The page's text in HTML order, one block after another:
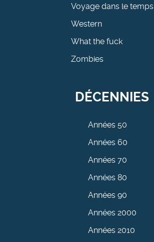
Voyage dans le temps
Western
What the fuck
Zombies
DÉCENNIES
Années 50
Années 60
Années 70
Années 80
Années 90
Années 2000
Années 2010